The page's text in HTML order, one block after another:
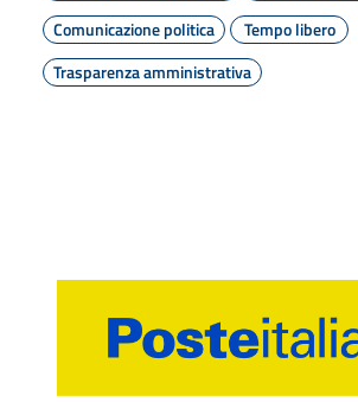
Comunicazione politica
Tempo libero
Trasparenza amministrativa